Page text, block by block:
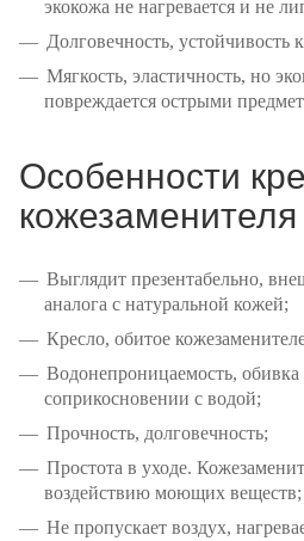
экокожа не нагревается и не
Долговечность, устойчивость
Мягкость, эластичность, но
повреждается острыми
Особенности
кожезаменителя
Выглядит презентабельно,
аналога с натуральной кожей;
Кресло, обитое
Водонепроницаемость, обивка
соприкосновении с водой;
Прочность, долговечность;
Простота в уходе.
воздействию моющих веществ;
Не пропускает воздух,